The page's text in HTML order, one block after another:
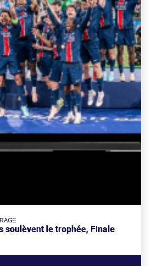
soulèvent le trophée, Finale